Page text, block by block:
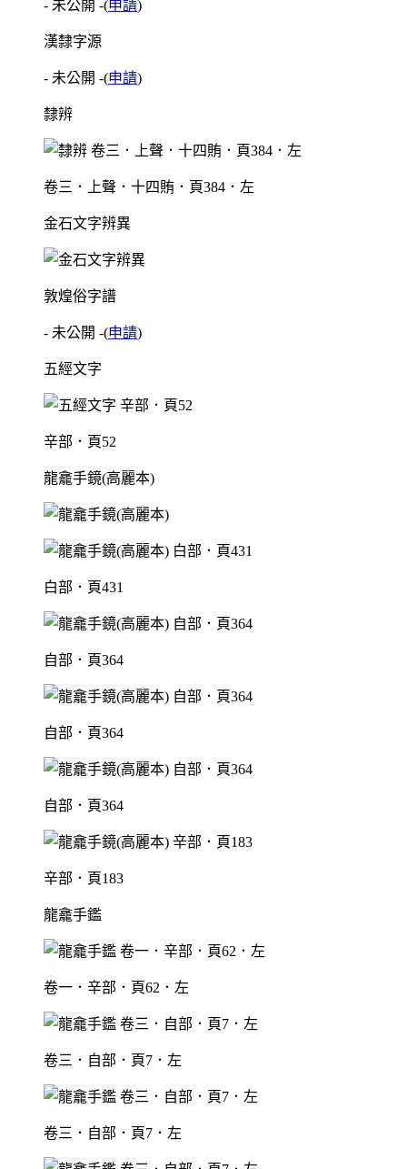
- 未公開 -(申請)
漢隸字源
- 未公開 -(申請)
隸辨
卷三．上聲．十四賄．頁384．左
金石文字辨異
敦煌俗字譜
- 未公開 -(申請)
五經文字
辛部．頁52
龍龕手鏡(高麗本)
白部．頁431
自部．頁364
自部．頁364
自部．頁364
辛部．頁183
龍龕手鑑
卷一．辛部．頁62．左
卷三．自部．頁7．左
卷三．自部．頁7．左